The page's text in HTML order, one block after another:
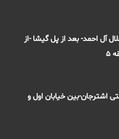
آل احمد- بعد از پل گیشا -از
اشترجان-بین خیابان اول و